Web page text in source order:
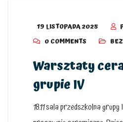
19 LISTOPADA 2025
0 COMMENTS
Warsztaty
grupie IV
18.11 sala przedszkolna grupy